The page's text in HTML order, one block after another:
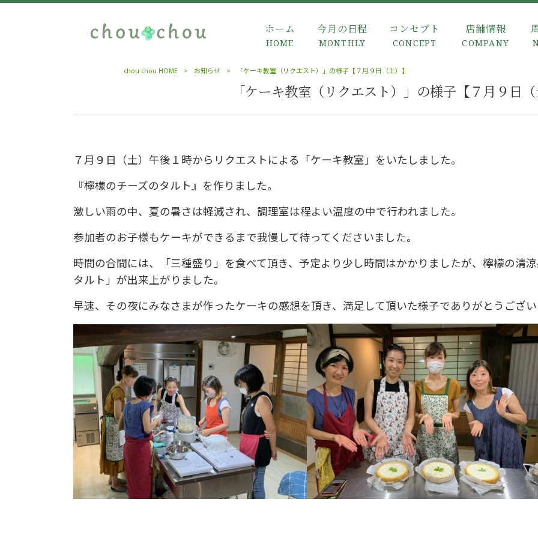
ホーム
HOME
今月の日程
MONTHLY
コンセプト
CONCEPT
店舗情報
COMPANY
chou chou HOME > お知らせ > 「ケーキ教室（リクエスト）」の様子【７月９日（土）】
「ケーキ教室（リクエスト）」の様子【７月９日
７月９日（土）午後１時からリクエストによる「ケーキ教室」をいたしました。
『檸檬のチーズのタルト』を作りました。
激しい雨の中、夏の暑さは軽減され、調理室は程よい温度の中で行われました。
参加者のお子様もケーキができるまで我慢して待ってくださいました。
時間の合間には、「三種盛り」を食べて頂き、予定より少し時間はかかりましたが、檸檬の清
タルト」が出来上がりました。
早速、その夜にみなさまが作ったケーキの感想を頂き、満足して頂いた様子でありがとうござ